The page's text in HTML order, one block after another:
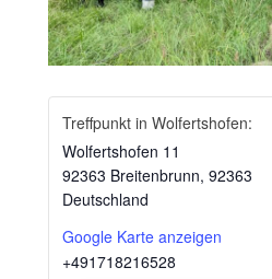
Treffpunkt in Wolfertshofen:
Wolfertshofen 11
92363 Breitenbrunn, 92363
Deutschland
Google Karte anzeigen
+491718216528